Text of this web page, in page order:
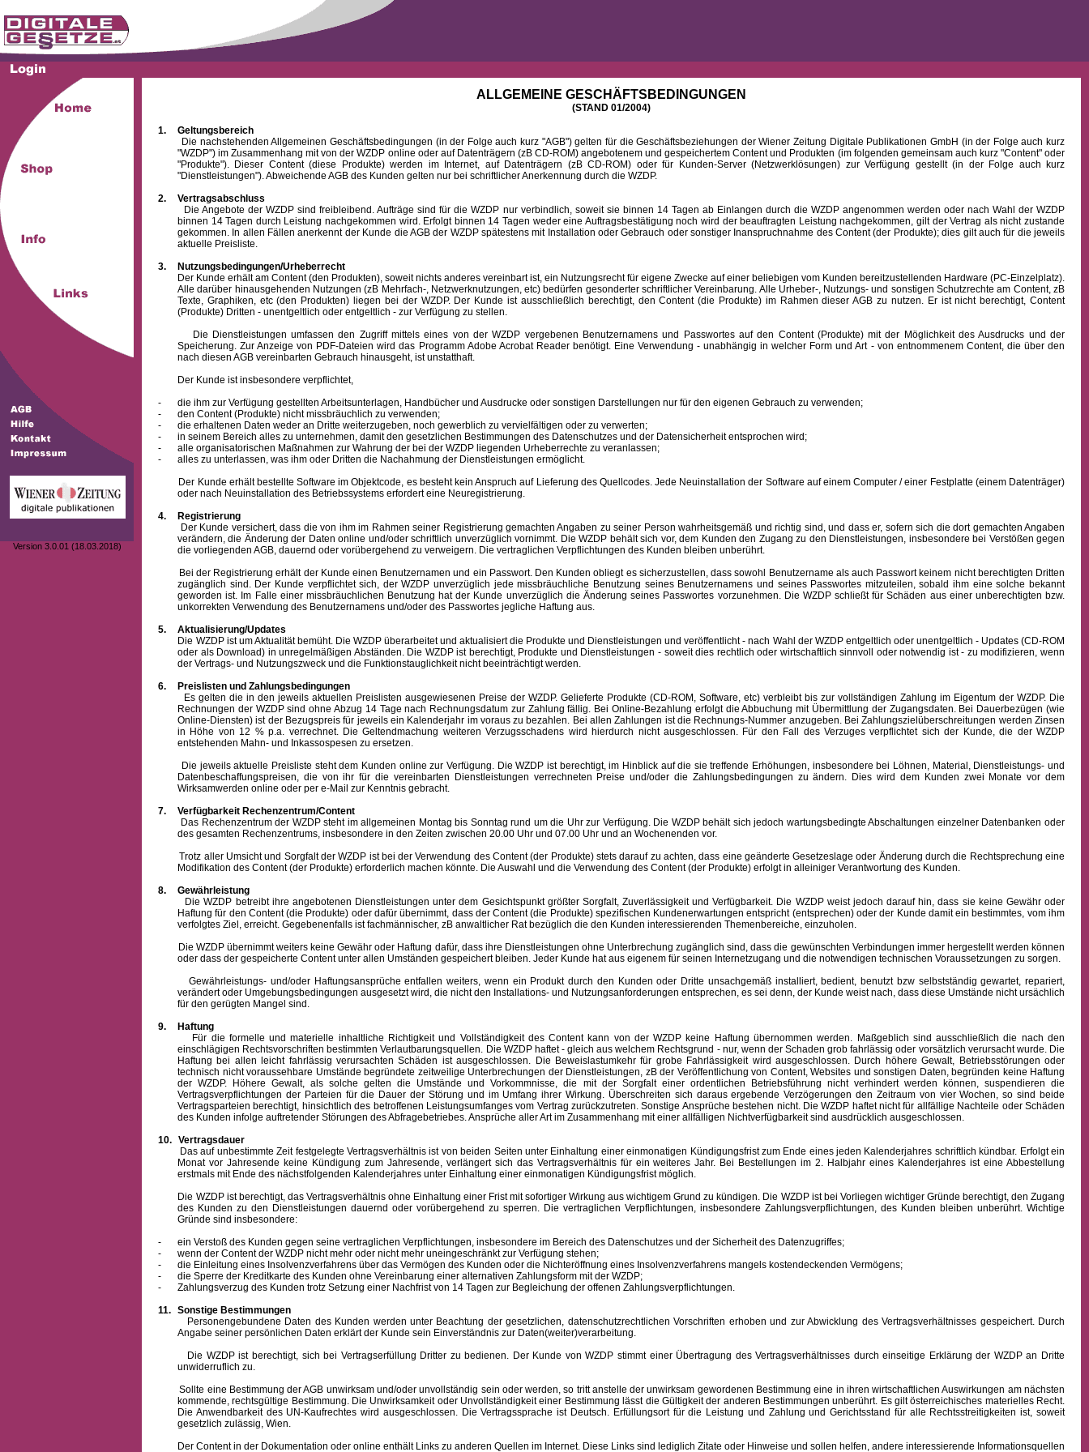
Version 3.0.01 (18.03.2018)
ALLGEMEINE GESCHÄFTSBEDINGUNGEN
(STAND 01/2004)
1.
Geltungsbereich
Die nachstehenden Allgemeinen Geschäftsbedingungen (in der Folge auch kurz "AGB") gelten für die Geschäftsbeziehungen der Wiener Zeitung Digitale Publikationen GmbH (in der Folge auch kurz
"WZDP") im Zusammenhang mit von der WZDP online oder auf Datenträgern (zB CD-ROM) angebotenem und gespeichertem Content und Produkten (im folgenden gemeinsam auch kurz "Content" oder
"Produkte"). Dieser Content (diese Produkte) werden im Internet, auf Datenträgern (zB CD-ROM) oder für Kunden-Server (Netzwerklösungen) zur Verfügung gestellt (in der Folge auch kurz
"Dienstleistungen"). Abweichende AGB des Kunden gelten nur bei schriftlicher Anerkennung durch die WZDP.
2.
Vertragsabschluss
Die Angebote der WZDP sind freibleibend. Aufträge sind für die WZDP nur verbindlich, soweit sie binnen 14 Tagen ab Einlangen durch die WZDP angenommen werden oder nach Wahl der WZDP
binnen 14 Tagen durch Leistung nachgekommen wird. Erfolgt binnen 14 Tagen weder eine Auftragsbestätigung noch wird der beauftragten Leistung nachgekommen, gilt der Vertrag als nicht zustande
gekommen. In allen Fällen anerkennt der Kunde die AGB der WZDP spätestens mit Installation oder Gebrauch oder sonstiger Inanspruchnahme des Content (der Produkte); dies gilt auch für die jeweils
aktuelle Preisliste.
3.
Nutzungsbedingungen/Urheberrecht
Der Kunde erhält am Content (den Produkten), soweit nichts anderes vereinbart ist, ein Nutzungsrecht für eigene Zwecke auf einer beliebigen vom Kunden bereitzustellenden Hardware (PC-Einzelplatz).
Alle darüber hinausgehenden Nutzungen (zB Mehrfach-, Netzwerknutzungen, etc) bedürfen gesonderter schriftlicher Vereinbarung. Alle Urheber-, Nutzungs- und sonstigen Schutzrechte am Content, zB
Texte, Graphiken, etc (den Produkten) liegen bei der WZDP. Der Kunde ist ausschließlich berechtigt, den Content (die Produkte) im Rahmen dieser AGB zu nutzen. Er ist nicht berechtigt, Content
(Produkte) Dritten - unentgeltlich oder entgeltlich - zur Verfügung zu stellen.
Die Dienstleistungen umfassen den Zugriff mittels eines von der WZDP vergebenen Benutzernamens und Passwortes auf den Content (Produkte) mit der Möglichkeit des Ausdrucks und der
Speicherung. Zur Anzeige von PDF-Dateien wird das Programm Adobe Acrobat Reader benötigt. Eine Verwendung - unabhängig in welcher Form und Art - von entnommenem Content, die über den
nach diesen AGB vereinbarten Gebrauch hinausgeht, ist unstatthaft.
Der Kunde ist insbesondere verpflichtet,
-
die ihm zur Verfügung gestellten Arbeitsunterlagen, Handbücher und Ausdrucke oder sonstigen Darstellungen nur für den eigenen Gebrauch zu verwenden;
-
den Content (Produkte) nicht missbräuchlich zu verwenden;
-
die erhaltenen Daten weder an Dritte weiterzugeben, noch gewerblich zu vervielfältigen oder zu verwerten;
-
in seinem Bereich alles zu unternehmen, damit den gesetzlichen Bestimmungen des Datenschutzes und der Datensicherheit entsprochen wird;
-
alle organisatorischen Maßnahmen zur Wahrung der bei der WZDP liegenden Urheberrechte zu veranlassen;
-
alles zu unterlassen, was ihm oder Dritten die Nachahmung der Dienstleistungen ermöglicht.
Der Kunde erhält bestellte Software im Objektcode, es besteht kein Anspruch auf Lieferung des Quellcodes. Jede Neuinstallation der Software auf einem Computer / einer Festplatte (einem Datenträger)
oder nach Neuinstallation des Betriebssystems erfordert eine Neuregistrierung.
4.
Registrierung
Der Kunde versichert, dass die von ihm im Rahmen seiner Registrierung gemachten Angaben zu seiner Person wahrheitsgemäß und richtig sind, und dass er, sofern sich die dort gemachten Angaben
verändern, die Änderung der Daten online und/oder schriftlich unverzüglich vornimmt. Die WZDP behält sich vor, dem Kunden den Zugang zu den Dienstleistungen, insbesondere bei Verstößen gegen
die vorliegenden AGB, dauernd oder vorübergehend zu verweigern. Die vertraglichen Verpflichtungen des Kunden bleiben unberührt.
Bei der Registrierung erhält der Kunde einen Benutzernamenund ein Passwort. Den Kunden obliegt es sicherzustellen, dass sowohl Benutzername als auch Passwort keinem nicht berechtigten Dritten
zugänglich sind. Der Kunde verpflichtet sich, der WZDP unverzüglich jede missbräuchliche Benutzung seines Benutzernamens und seines Passwortes mitzuteilen, sobald ihm eine solche bekannt
geworden ist. Im Falle einer missbräuchlichen Benutzung hat der Kunde unverzüglich die Änderung seines Passwortes vorzunehmen. Die WZDP schließt für Schäden aus einer unberechtigten bzw.
unkorrekten Verwendung des Benutzernamens und/oder des Passwortes jegliche Haftung aus.
5.
Aktualisierung/Updates
Die WZDP ist um Aktualität bemüht. Die WZDP überarbeitet und aktualisiert die Produkte und Dienstleistungen und veröffentlicht - nach Wahl der WZDP entgeltlich oder unentgeltlich - Updates (CD-ROM
oder als Download) in unregelmäßigen Abständen. Die WZDP ist berechtigt, Produkte und Dienstleistungen - soweit dies rechtlich oder wirtschaftlich sinnvoll oder notwendig ist - zu modifizieren, wenn
der Vertrags- und Nutzungszweck und die Funktionstauglichkeit nicht beeinträchtigt werden.
6.
Preislisten und Zahlungsbedingungen
Es gelten die in den jeweils aktuellen Preislisten ausgewiesenen Preise der WZDP. Gelieferte Produkte (CD-ROM, Software, etc) verbleibt bis zur vollständigen Zahlung im Eigentum der WZDP. Die
Rechnungen der WZDP sind ohne Abzug 14 Tage nach Rechnungsdatum zur Zahlung fällig. Bei Online-Bezahlung erfolgt die Abbuchung mit Übermittlung der Zugangsdaten. Bei Dauerbezügen (wie
Online-Diensten) ist der Bezugspreis für jeweils ein Kalenderjahr im voraus zu bezahlen. Bei allen Zahlungen ist die Rechnungs-Nummer anzugeben. Bei Zahlungszielüberschreitungen werden Zinsen
in Höhe von 12 % p.a. verrechnet. Die Geltendmachung weiteren Verzugsschadens wird hierdurch nicht ausgeschlossen. Für den Fall des Verzuges verpflichtet sich der Kunde, die der WZDP
entstehenden Mahn- und Inkassospesen zu ersetzen.
Die jeweils aktuelle Preisliste steht dem Kunden online zur Verfügung. Die WZDP ist berechtigt, im Hinblick auf die sie treffende Erhöhungen, insbesondere bei Löhnen, Material, Dienstleistungs- und
Datenbeschaffungspreisen, die von ihr für die vereinbarten Dienstleistungen verrechneten Preise und/oder die Zahlungsbedingungen zu ändern. Dies wird dem Kunden zwei Monate vor dem
Wirksamwerden online oder per e-Mail zur Kenntnis gebracht.
7.
Verfügbarkeit Rechenzentrum/Content
Das Rechenzentrum der WZDP steht im allgemeinen Montag bis Sonntag rund um die Uhr zur Verfügung. Die WZDP behält sich jedoch wartungsbedingte Abschaltungen einzelner Datenbanken oder
des gesamten Rechenzentrums, insbesondere in den Zeiten zwischen 20.00 Uhr und 07.00 Uhr und an Wochenenden vor.
Trotz aller Umsicht und Sorgfalt der WZDP ist bei der Verwendung des Content (der Produkte) stets darauf zu achten, dass eine geänderte Gesetzeslage oder Änderung durch die Rechtsprechung eine
Modifikation des Content (der Produkte) erforderlich machen könnte. Die Auswahl und die Verwendung des Content (der Produkte) erfolgt in alleiniger Verantwortung des Kunden.
8.
Gewährleistung
Die WZDP betreibt ihre angebotenen Dienstleistungen unter dem Gesichtspunkt größter Sorgfalt, Zuverlässigkeit und Verfügbarkeit. Die WZDP weist jedoch darauf hin, dass sie keine Gewähr oder
Haftung für den Content (die Produkte) oder dafür übernimmt, dass der Content (die Produkte) spezifischen Kundenerwartungen entspricht (entsprechen) oder der Kunde damit ein bestimmtes, vom ihm
verfolgtes Ziel, erreicht. Gegebenenfalls ist fachmännischer, zB anwaltlicher Rat bezüglich die den Kunden interessierenden Themenbereiche, einzuholen.
Die WZDP übernimmt weiters keine Gewähr oder Haftung dafür, dass ihre Dienstleistungen ohne Unterbrechung zugänglich sind, dass die gewünschten Verbindungen immer hergestellt werden können
oder dass der gespeicherte Content unter allen Umständen gespeichert bleiben. Jeder Kunde hat aus eigenem für seinen Internetzugang und die notwendigen technischen Voraussetzungen zu sorgen.
Gewährleistungs- und/oder Haftungsansprüche entfallen weiters, wenn ein Produkt durch den Kunden oder Dritte unsachgemäß installiert, bedient, benutzt bzw selbstständig gewartet, repariert,
verändert oder Umgebungsbedingungen ausgesetzt wird, die nicht den Installations- und Nutzungsanforderungen entsprechen, es sei denn, der Kunde weist nach, dass diese Umstände nicht ursächlich
für den gerügten Mangel sind.
9.
Haftung
Für die formelle und materielle inhaltliche Richtigkeit und Vollständigkeit des Content kann von der WZDP keine Haftung übernommen werden. Maßgeblich sind ausschließlich die nach den
einschlägigen Rechtsvorschriften bestimmten Verlautbarungsquellen. Die WZDP haftet - gleich aus welchem Rechtsgrund - nur, wenn der Schaden grob fahrlässig oder vorsätzlich verursacht wurde. Die
Haftung bei allen leicht fahrlässig verursachten Schäden ist ausgeschlossen. Die Beweislastumkehr für grobe Fahrlässigkeit wird ausgeschlossen. Durch höhere Gewalt, Betriebsstörungen oder
technisch nicht voraussehbare Umstände begründete zeitweilige Unterbrechungen der Dienstleistungen, zB der Veröffentlichung von Content, Websites und sonstigen Daten, begründen keine Haftung
der WZDP. Höhere Gewalt, als solche gelten die Umstände und Vorkommnisse, die mit der Sorgfalt einer ordentlichen Betriebsführung nicht verhindert werden können, suspendieren die
Vertragsverpflichtungen der Parteien für die Dauer der Störung und im Umfang ihrer Wirkung. Überschreiten sich daraus ergebende Verzögerungen den Zeitraum von vier Wochen, so sind beide
Vertragsparteien berechtigt, hinsichtlich des betroffenen Leistungsumfanges vom Vertrag zurückzutreten. Sonstige Ansprüche bestehen nicht. Die WZDP haftet nicht für allfällige Nachteile oder Schäden
des Kunden infolge auftretender Störungen des Abfragebetriebes. Ansprüche aller Art im Zusammenhang mit einer allfälligen Nichtverfügbarkeit sind ausdrücklich ausgeschlossen.
10. Vertragsdauer
Das auf unbestimmte Zeit festgelegte Vertragsverhältnis ist von beiden Seiten unter Einhaltung einer einmonatigen Kündigungsfrist zum Ende eines jeden Kalenderjahres schriftlich kündbar. Erfolgt ein
Monat vor Jahresende keine Kündigung zum Jahresende, verlängert sich das Vertragsverhältnis für ein weiteres Jahr. Bei Bestellungen im 2. Halbjahr eines Kalenderjahres ist eine Abbestellung
erstmals mit Ende des nächstfolgenden Kalenderjahres unter Einhaltung einer einmonatigen Kündigungsfrist möglich.
Die WZDP ist berechtigt, das Vertragsverhältnis ohne Einhaltung einer Frist mit sofortiger Wirkung aus wichtigem Grund zu kündigen. Die WZDP ist bei Vorliegen wichtiger Gründe berechtigt, den Zugang
des Kunden zu den Dienstleistungen dauernd oder vorübergehend zu sperren. Die vertraglichen Verpflichtungen, insbesondere Zahlungsverpflichtungen, des Kunden bleiben unberührt. Wichtige
Gründe sind insbesondere:
-
ein Verstoß des Kunden gegen seine vertraglichen Verpflichtungen, insbesondere im Bereich des Datenschutzes und der Sicherheit des Datenzugriffes;
-
wenn der Content der WZDP nicht mehr oder nicht mehr uneingeschränkt zur Verfügung stehen;
-
die Einleitung eines Insolvenzverfahrens über das Vermögen des Kunden oder die Nichteröffnung eines Insolvenzverfahrens mangels kostendeckenden Vermögens;
-
die Sperre der Kreditkarte des Kunden ohne Vereinbarung einer alternativen Zahlungsform mit der WZDP;
-
Zahlungsverzug des Kunden trotz Setzung einer Nachfrist von 14 Tagen zur Begleichung der offenen Zahlungsverpflichtungen.
11. Sonstige Bestimmungen
Personengebundene Daten des Kunden werden unter Beachtung der gesetzlichen, datenschutzrechtlichen Vorschriften erhoben und zur Abwicklung des Vertragsverhältnisses gespeichert. Durch
Angabe seiner persönlichen Daten erklärt der Kunde sein Einverständnis zur Daten(weiter)verarbeitung.
Die WZDP ist berechtigt, sich bei Vertragserfüllung Dritter zu bedienen. Der Kunde von WZDP stimmt einer Übertragung des Vertragsverhältnisses durch einseitige Erklärung der WZDP an Dritte
unwiderruflich zu.
Sollte eine Bestimmung der AGB unwirksam und/oder unvollständig sein oder werden, so tritt anstelle der unwirksam gewordenen Bestimmung eine in ihren wirtschaftlichen Auswirkungen am nächsten
kommende, rechtsgültige Bestimmung. Die Unwirksamkeit oder Unvollständigkeit einer Bestimmung lässt die Gültigkeit der anderen Bestimmungen unberührt. Es gilt österreichisches materielles Recht.
Die Anwendbarkeit des UN-Kaufrechtes wird ausgeschlossen. Die Vertragssprache ist Deutsch. Erfüllungsort für die Leistung und Zahlungund Gerichtsstand für alle Rechtsstreitigkeiten ist, soweit
gesetzlich zulässig, Wien.
Der Content in der Dokumentation oder online enthält Links zu anderen Quellen im Internet. Diese Links sind lediglich Zitate oder Hinweise und sollen helfen, andere interessierende Informationsquellen